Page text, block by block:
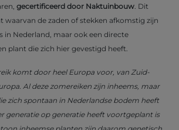
gecertificeerd door Naktuinbouw. Dit
waarvan de zaden of stekken afkomstig zijn
in Nederland, maar ook een directe
plant die zich hier gevestigd heeft.
komt door heel Europa voor, van Zuid-
Al deze zomereiken zijn inheems, maar
zich spontaan in Nederlandse bodem heeft
generatie op generatie heeft voortgeplant is